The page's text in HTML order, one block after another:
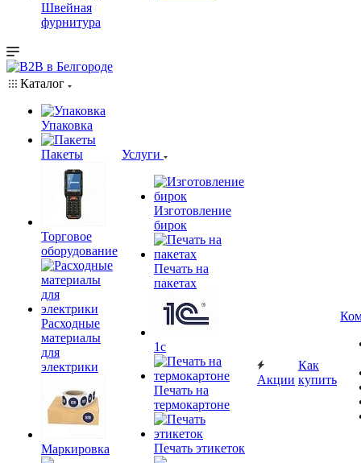
Швейная
фурнитура
Каталог
Упаковка
Пакеты
Торговое
оборудование
Расходные
материалы
для
электрики
Маркировка
Услуги
Изготовление
бирок
Печать на
пакетах
1c
Печать на
термокартоне
Печать этикеток
Акции
Как
купить